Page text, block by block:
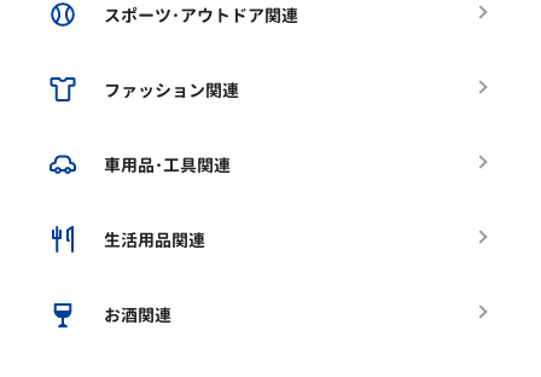
スポーツ･アウトドア関連
ファッション関連
車用品･工具関連
生活用品関連
お酒関連